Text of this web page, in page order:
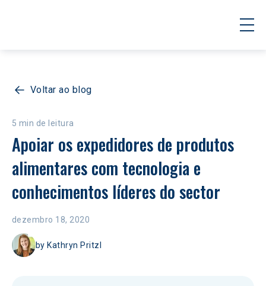
Voltar ao blog
5 min de leitura
Apoiar os expedidores de produtos
alimentares com tecnologia e
conhecimentos líderes do sector
dezembro 18, 2020
by Kathryn Pritzl